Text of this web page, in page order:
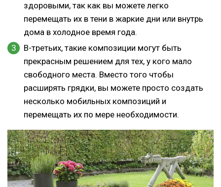
здоровыми, так как вы можете легко
перемещать их в тени в жаркие дни или внутрь
дома в холодное время года.
В-третьих, такие композиции могут быть
прекрасным решением для тех, у кого мало
свободного места. Вместо того чтобы
расширять грядки, вы можете просто создать
несколько мобильных композиций и
перемещать их по мере необходимости.